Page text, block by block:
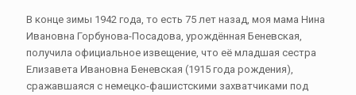
В конце зимы 1942 года, то есть 75 лет назад, моя мама Нина
Ивановна Горбунова-Посадова, урождённая Беневская,
получила официальное извещение, что её младшая сестра
Елизавета Ивановна Беневская (1915 года рождения),
сражавшаяся с немецко-фашистскими захватчиками под